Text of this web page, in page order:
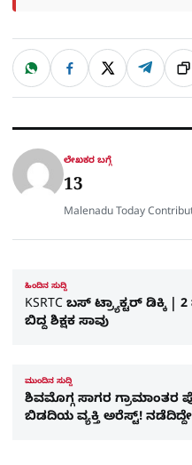
ಹಂಚಿಕೊಳ್ಳಿ
W
a
t
p
F
c
e
o
X T
l
e
a
ಲೇಖಕರ ಬಗ್ಗೆ
13
Malenadu Today
ಹಿಂದಿನ ಸುದ್ದಿ
KSRTC ಬಸ್‌ ಟ್ರ್ಯಾಕ್ಟರ್‌ ಡಿಕ್ಕಿ
ಬಿದ್ದ ಶಿಕ್ಷಕ ಸಾವು
ಮುಂದಿನ ಸುದ್ದಿ
ಶಿವಮೊಗ್ಗ ಸಾಗರ
ಬಿಡದಿಯ ವ್ಯಕ್ತಿ ಅರೆಸ್ಟ್!‌